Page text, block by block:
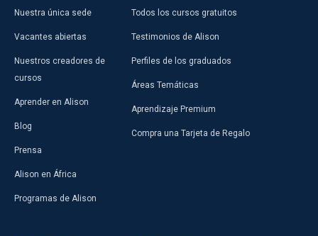
Nuestra única sede
Vacantes abiertas
Nuestros creadores de
cursos
Aprender en Alison
Blog
Prensa
Alison en África
Programas de Alison
Todos los cursos gratuitos
Testimonios de Alison
Perfiles de los graduados
Áreas Temáticas
Aprendizaje Premium
Compra una Tarjeta de Regalo